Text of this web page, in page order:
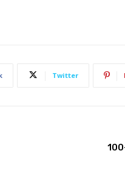
Twitter